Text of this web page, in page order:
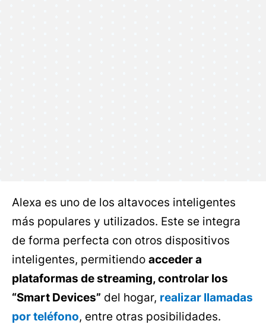
Alexa es uno de los altavoces inteligentes
más populares y utilizados. Este se integra
de forma perfecta con otros dispositivos
inteligentes, permitiendo acceder a
plataformas de streaming, controlar los
“Smart Devices” del hogar, realizar llamadas
por teléfono, entre otras posibilidades.